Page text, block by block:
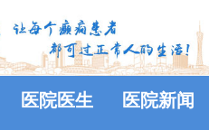
医院医生 医院新闻